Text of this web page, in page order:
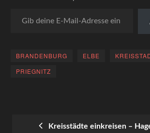
BRANDENBURG ELBE
PRIEGNITZ
Kreisstädte einkreisen –